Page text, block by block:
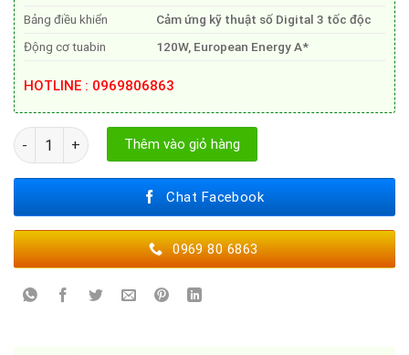
Bảng điều khiển
Cảm ứng kỹ thuật số Digital 3 tốc độc
Động cơ tuabin
120W, European Energy A*
HOTLINE : 0969806863
HÚT MÙI GRANDX GX H60F58B số lượng
Thêm vào giỏ hàng
Chat Facebook
0969 80 6863